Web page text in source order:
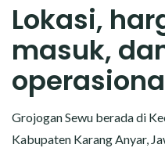
Lokasi,
masuk,
Grojogan Sewu berada di
Kabupaten Karang Anyar,